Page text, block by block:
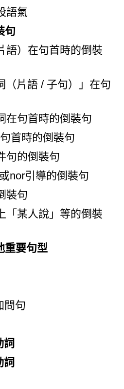
語氣
句
語）在句首時的倒裝
（片語 / 子句）」在句
在句首時的倒裝句
首時的倒裝句
句的倒裝句
nor引導的倒裝句
裝句
「某人說」等的倒裝
要句型
問句